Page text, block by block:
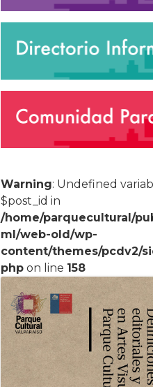
Warning: Undefined
$post_id in
/home/parquecultural/
ml/web-old/wp-
content/themes/pcdv2/
php on line 158